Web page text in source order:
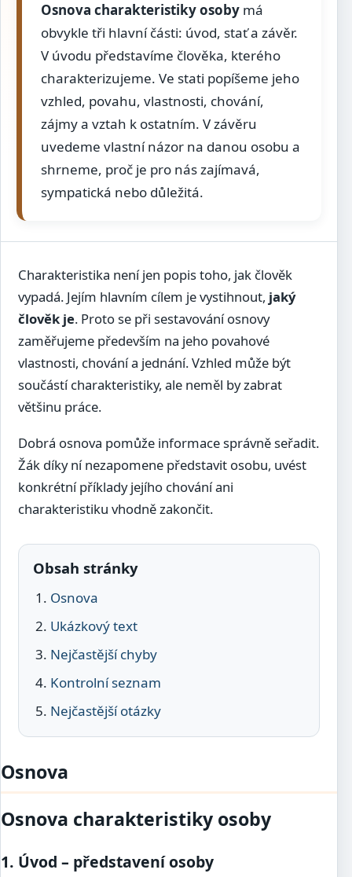
Osnova charakteristiky osoby má
obvykle tři hlavní části: úvod, stať a závěr.
V úvodu představíme člověka, kterého
charakterizujeme. Ve stati popíšeme jeho
vzhled, povahu, vlastnosti, chování,
zájmy a vztah k ostatním. V závěru
uvedeme vlastní názor na danou osobu a
shrneme, proč je pro nás zajímavá,
sympatická nebo důležitá.
Charakteristika není jen popis toho, jak člověk
vypadá. Jejím hlavním cílem je vystihnout, jaký
člověk je. Proto se při sestavování osnovy
zaměřujeme především na jeho povahové
vlastnosti, chování a jednání. Vzhled může být
součástí charakteristiky, ale neměl by zabrat
většinu práce.
Dobrá osnova pomůže informace správně seřadit.
Žák díky ní nezapomene představit osobu, uvést
konkrétní příklady jejího chování ani
charakteristiku vhodně zakončit.
Obsah stránky
Osnova
Ukázkový text
Nejčastější chyby
Kontrolní seznam
Nejčastější otázky
Osnova
Osnova charakteristiky osoby
1. Úvod – představení osoby